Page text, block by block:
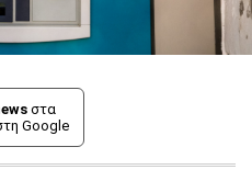
στα
Google